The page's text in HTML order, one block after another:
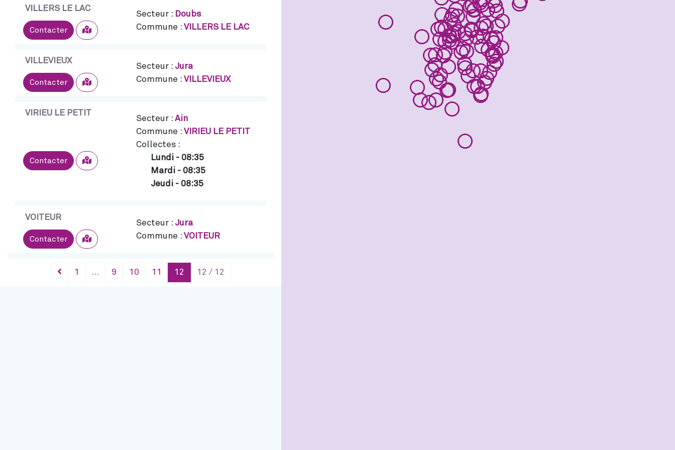
VILLERS LE LAC
Contacter Sélectionner
Secteur : Doubs
Commune : VILLERS LE LAC
VILLEVIEUX
Contacter Sélectionner
Secteur : Jura
Commune : VILLEVIEUX
VIRIEU LE PETIT
Contacter Sélectionner
Secteur : Ain
Commune : VIRIEU LE PETIT
Collectes :
Lundi- 08:35
Mardi- 08:35
Jeudi- 08:35
VOITEUR
Contacter Sélectionner
Secteur : Jura
Commune : VOITEUR
1 … 9 10 11 12 12 / 12